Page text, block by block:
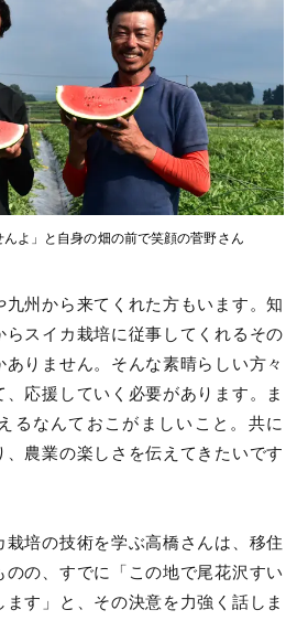
んよ」と自身の畑の前で笑顔の菅野さん
九州から来てくれた方もいます。知
スイカ栽培に従事してくれるその
りません。そんな素晴らしい方々
応援していく必要があります。ま
るなんておこがましいこと。共に
、農業の楽しさを伝えてきたいです
培の技術を学ぶ高橋さんは、移住
のの、すでに「この地で尾花沢すい
す」と、その決意を力強く話しま